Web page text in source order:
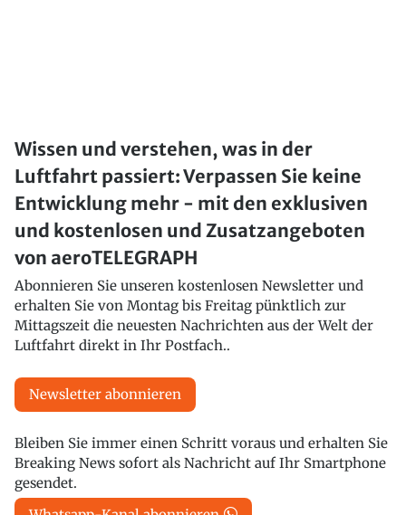
Wissen und verstehen, was in der
Luftfahrt passiert: Verpassen Sie keine
Entwicklung mehr - mit den exklusiven
und kostenlosen und Zusatzangeboten
von aeroTELEGRAPH
Abonnieren Sie unseren kostenlosen Newsletter und
erhalten Sie von Montag bis Freitag pünktlich zur
Mittagszeit die neuesten Nachrichten aus der Welt der
Luftfahrt direkt in Ihr Postfach..
Newsletter abonnieren
Bleiben Sie immer einen Schritt voraus und erhalten Sie
Breaking News sofort als Nachricht auf Ihr Smartphone
gesendet.